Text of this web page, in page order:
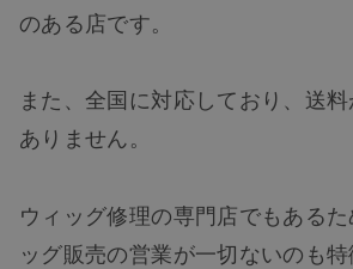
のある店です。
また、全国に対応しており、送
ありません。
ウィッグ修理の専門店でもある
ッグ販売の営業が一切ないのも特